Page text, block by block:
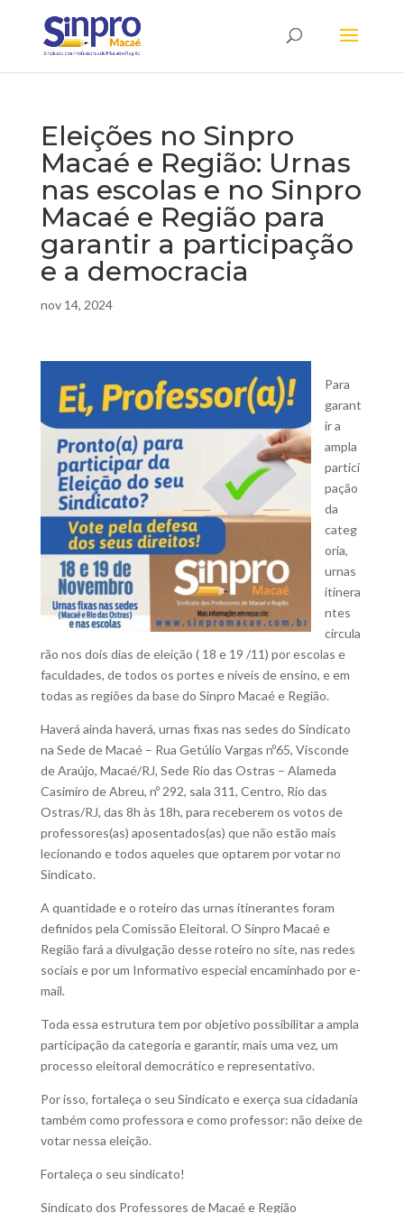
Eleições no Sinpro
Macaé e Região: Urnas
nas escolas e no Sinpro
Macaé e Região para
garantir a participação
e a democracia
nov 14, 2024
Para
garant
ir a
ampla
partici
pação
da
categ
oria,
urnas
itinera
ntes
circula
rão nos dois dias de eleição ( 18 e 19 /11) por escolas e
faculdades, de todos os portes e níveis de ensino, e em
todas as regiões da base do Sinpro Macaé e Região.
Haverá ainda haverá, urnas fixas nas sedes do Sindicato
na Sede de Macaé – Rua Getúlio Vargas nº65, Visconde
de Araújo, Macaé/RJ, Sede Rio das Ostras – Alameda
Casimiro de Abreu, nº 292, sala 311, Centro, Rio das
Ostras/RJ, das 8h às 18h, para receberem os votos de
professores(as) aposentados(as) que não estão mais
lecionando e todos aqueles que optarem por votar no
Sindicato.
A quantidade e o roteiro das urnas itinerantes foram
definidos pela Comissão Eleitoral. O Sinpro Macaé e
Região fará a divulgação desse roteiro no site, nas redes
sociais e por um Informativo especial encaminhado por e-
mail.
Toda essa estrutura tem por objetivo possibilitar a ampla
participação da categoria e garantir, mais uma vez, um
processo eleitoral democrático e representativo.
Por isso, fortaleça o seu Sindicato e exerça sua cidadania
também como professora e como professor: não deixe de
votar nessa eleição.
Fortaleça o seu sindicato!
Sindicato dos Professores de Macaé e Região